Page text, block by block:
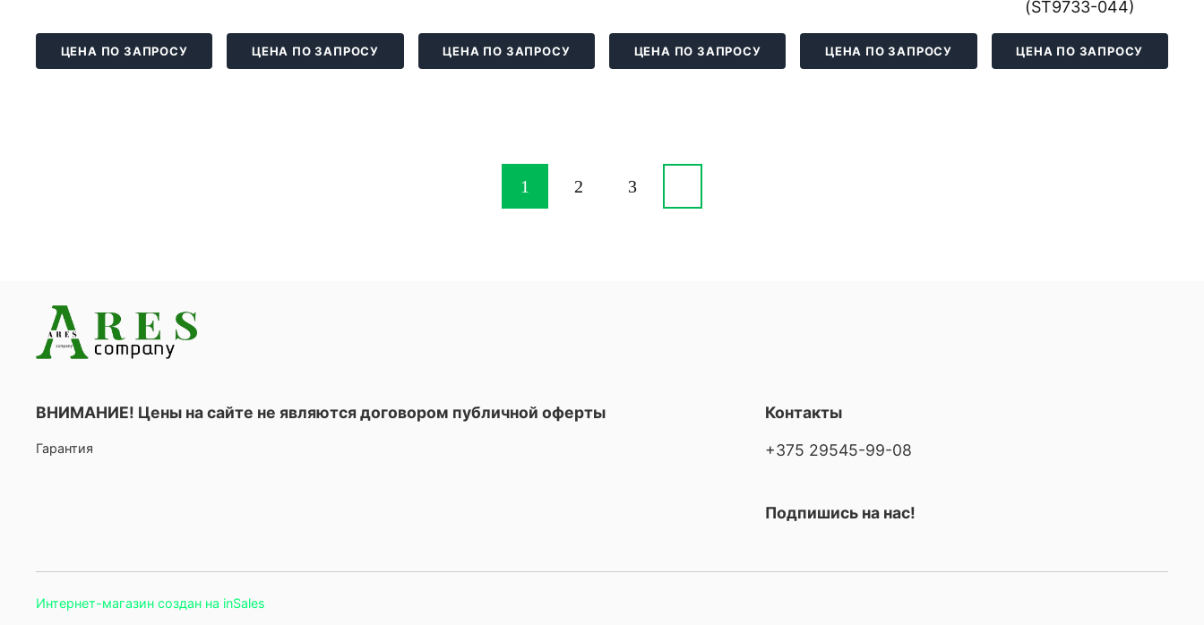
ЦЕНА ПО ЗАПРОСУ ЦЕНА ПО ЗАПРОСУ ЦЕНА ПО ЗАПРОСУ ЦЕНА ПО ЗАПРОСУ ЦЕНА ПО ЗАПРОСУ
(ST9733-044)
ЦЕНА ПО ЗАПРОСУ
1 2 3
ВНИМАНИЕ! Цены на сайте не являются договором публичной оферты
Гарантия
Контакты
+375 29545-99-08
Подпишись на нас!
Интернет-магазин создан на inSales